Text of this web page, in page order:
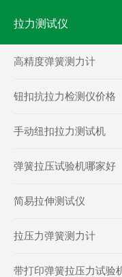
拉力测试仪
高精度弹簧测力计
钮扣抗拉力检测仪价格
手动纽扣拉力测试机
弹簧拉压试验机哪家好
简易拉伸测试仪
拉压力弹簧测力计
带打印弹簧拉压力试验